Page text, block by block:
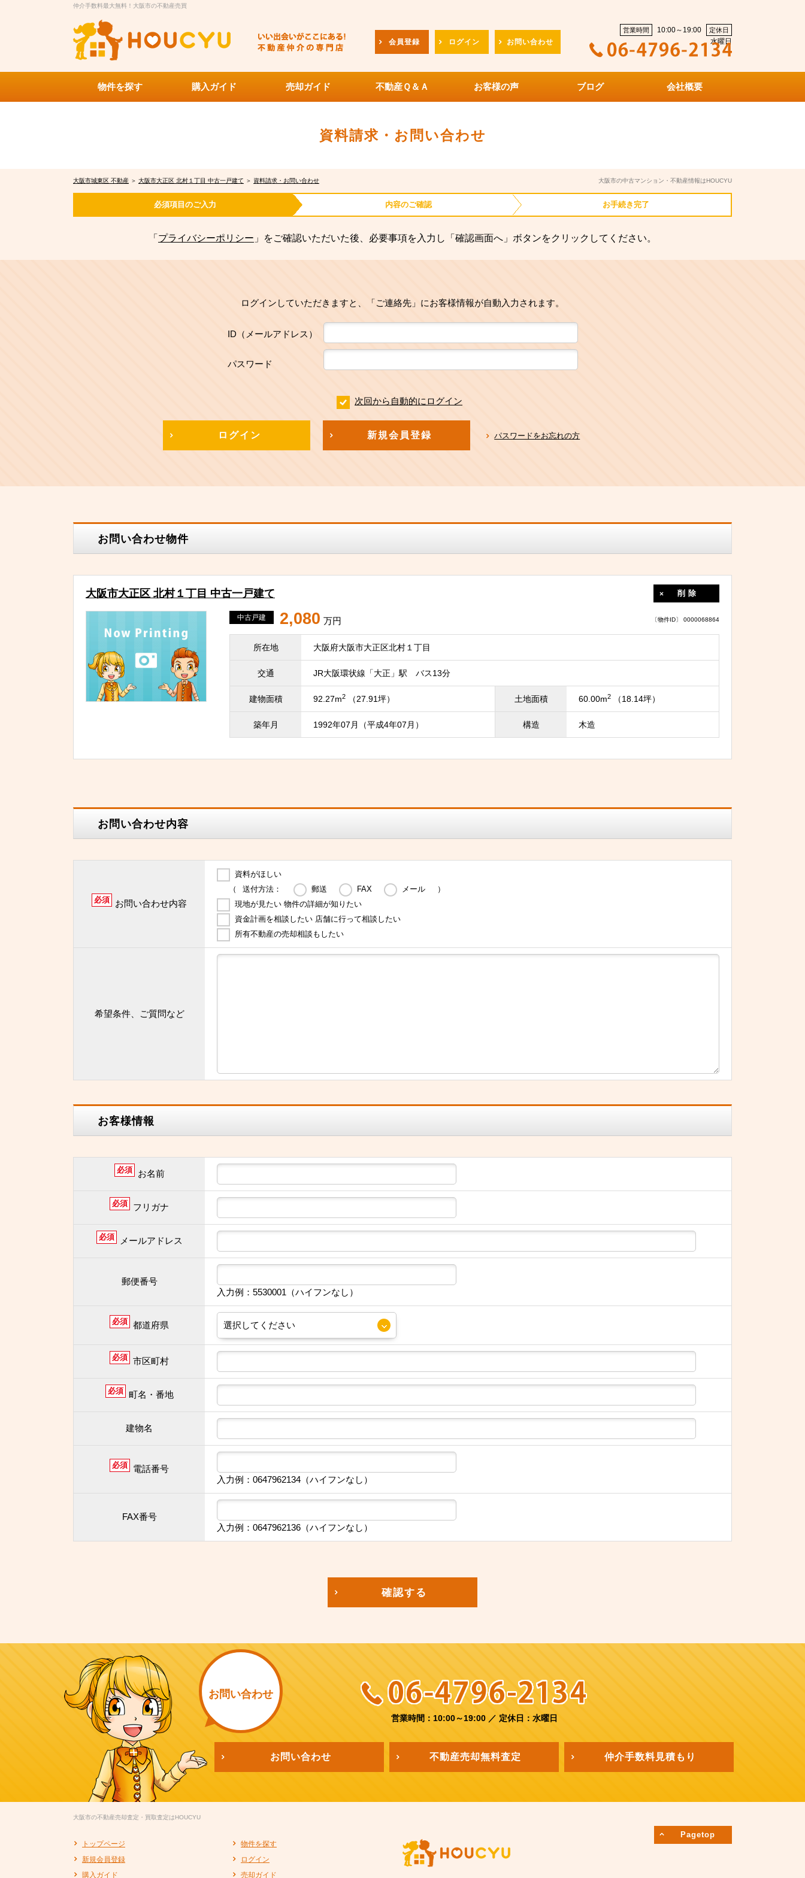
仲介手数料最大無料！大阪市の不動産売買
会員登録 ログイン お問い合わせ
営業時間 10:00～19:00 定休日
水曜日
物件を探す 購入ガイド 売却ガイド 不動産Ｑ＆Ａ お客様の声 ブログ 会社概要
資料請求・お問い合わせ
大阪市城東区 不動産 ＞ 大阪市大正区 北村１丁目 中古一戸建て ＞ 資料請求・お問い合わせ 大阪市の中古マンション・不動産情報はHOUCYU
必須項目のご入力 内容のご確認 お手続き完了
「 プライバシーポリシー 」をご確認いただいた後、必要事項を入力し「確認画面へ」ボタンをクリックしてください。
ログインしていただきますと、「ご連絡先」にお客様情報が自動入力されます。
ID（メールアドレス）
パスワード
次回から自動的にログイン
ログイン 新規会員登録 パスワードをお忘れの方
お問い合わせ物件
大阪市大正区 北村１丁目 中古一戸建て 削除
〔物件ID〕 0000068864
中古戸建 2,080 万円
所在地 大阪府大阪市大正区北村１丁目
交通 JR大阪環状線「大正」駅 バス13分
建物面積 92.27m2 （27.91坪） 土地面積 60.00m2 （18.14坪）
築年月 1992年07月（平成4年07月） 構造 木造
お問い合わせ内容
必須 お問い合わせ内容
資料がほしい
（
送付方法： 郵送 FAX メール
）
現地が見たい 物件の詳細が知りたい
資金計画を相談したい 店舗に行って相談したい
所有不動産の売却相談もしたい
希望条件、ご質問など
お客様情報
必須 お名前
必須 フリガナ
必須 メールアドレス
郵便番号
入力例：5530001（ハイフンなし）
必須 都道府県
必須 市区町村
必須 町名・番地
建物名
必須
電話番号
入力例：0647962134（ハイフンなし）
FAX番号
入力例：0647962136（ハイフンなし）
確認する
お問い合わせ
営業時間：10:00～19:00 ／ 定休日：水曜日
お問い合わせ 不動産売却無料査定 仲介手数料見積もり
Pagetop
大阪市の不動産売却査定・買取査定はHOUCYU
トップページ
物件を探す
新規会員登録
ログイン
購入ガイド
売却ガイド